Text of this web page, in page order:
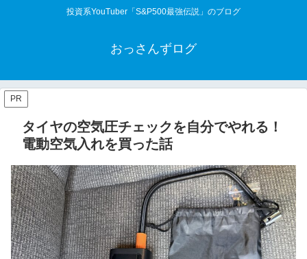
投資系YouTuber「S&P500最強伝説」のブログ
おっさんずログ
PR
タイヤの空気圧チェックを自分でやれる！
電動空気入れを買った話